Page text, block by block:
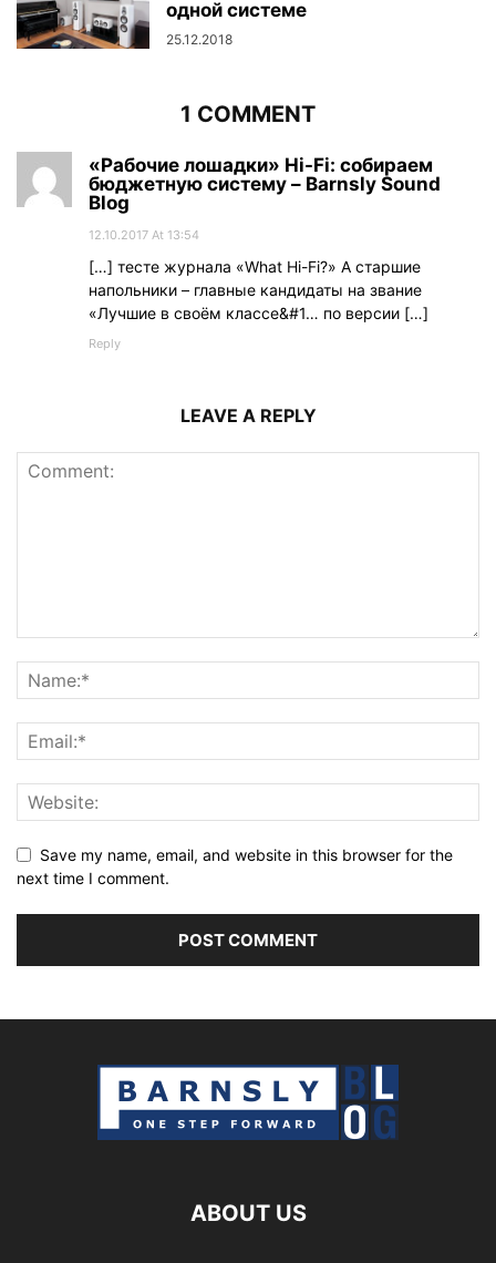
одной системе
25.12.2018
1 COMMENT
«Рабочие лошадки» Hi-Fi: собираем
бюджетную систему – Barnsly Sound
Blog
12.10.2017 At 13:54
[…] тесте журнала «What Hi-Fi?» А старшие
напольники – главные кандидаты на звание
«Лучшие в своём классе&#1… по версии […]
Reply
LEAVE A REPLY
Save my name, email, and website in this browser for the
next time I comment.
ABOUT US